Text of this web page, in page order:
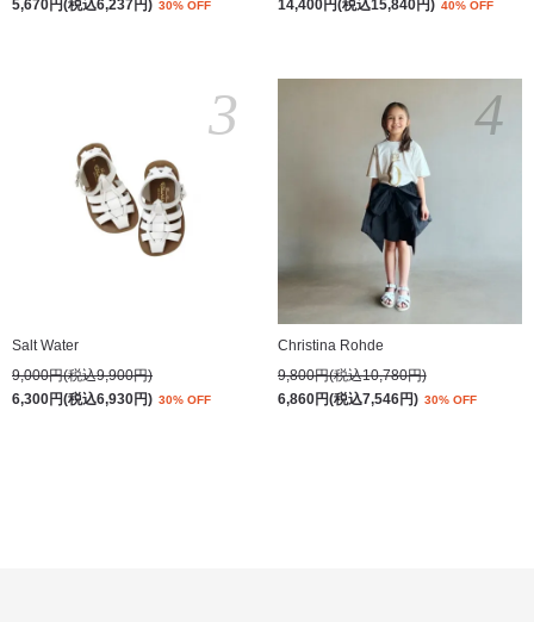
5,670円(税込6,237円) 30% OFF 14,400円(税込15,840円) 40% OFF
Salt Water
9,000円(税込9,900円)
6,300円(税込6,930円) 30% OFF
3
Christina Rohde
9,800円(税込10,780円)
6,860円(税込7,546円) 30% OFF
4